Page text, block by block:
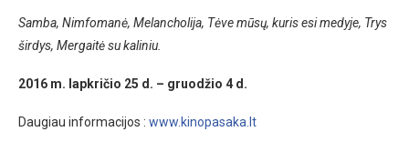
Samba, Nimfomanė, Melancholija, Tėve mūsų, kuris esi medyje, Trys
širdys, Mergaitė su kaliniu.
2016 m. lapkričio 25 d. – gruodžio 4 d.
Daugiau informacijos : www.kinopasaka.lt